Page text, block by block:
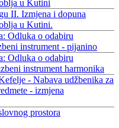
u Kutini
II. Izmjena i dopuna
u Kutini.
Odluka o odabiru
instrument - pijanino
Odluka o odabiru
instrument harmonika
- Nabava udžbenika za
- izmjena
prostora